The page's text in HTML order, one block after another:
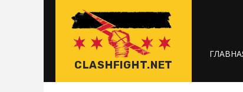
CLASHFIGHT.NET